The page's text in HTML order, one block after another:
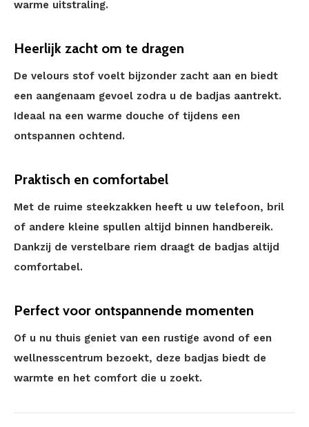
warme uitstraling.
Heerlijk zacht om te dragen
De velours stof voelt bijzonder zacht aan en biedt
een aangenaam gevoel zodra u de badjas aantrekt.
Ideaal na een warme douche of tijdens een
ontspannen ochtend.
Praktisch en comfortabel
Met de ruime steekzakken heeft u uw telefoon, bril
of andere kleine spullen altijd binnen handbereik.
Dankzij de verstelbare riem draagt de badjas altijd
comfortabel.
Perfect voor ontspannende momenten
Of u nu thuis geniet van een rustige avond of een
wellnesscentrum bezoekt, deze badjas biedt de
warmte en het comfort die u zoekt.